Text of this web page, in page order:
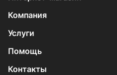
Компания
Услуги
Помощь
Контакты